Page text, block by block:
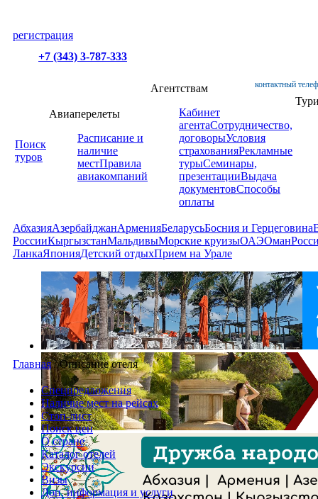
регистрация
+7 (343) 3-787-333
контактный
Поиск
туров
Авиаперелеты
Расписание и
наличие
местПравила
авиакомпаний
Агентствам
Кабинет
агентаСотрудничество,
договорыУсловия
страхованияРекламные
турыСеминары,
презентацииВыдача
документовСпособы
оплаты
АбхазияАзербайджанАрменияБеларусьБосния и Герцеговина
РоссииКыргызстанМальдивыМорские круизыОАЭОман
ЛанкаЯпонияДетский отдыхПрием на Урале
Главная /Описание отеля
Спецпредложения
Наличие мест на рейсах
Стоп-лист
Поиск цен
О стране
Каталог отелей
Экскурсии
Визы
Доп. информация и услуги